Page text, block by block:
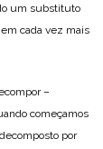
um substituto
cada vez mais
–
começamos
por